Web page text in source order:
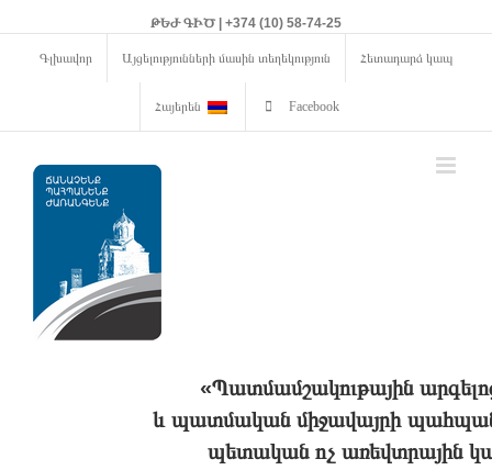
ԹԵԺ ԳԻԾ | +374 (10) 58-74-25
Գլխավոր Այցելությունների մասին տեղեկություն Հետադարձ կապ
Հայերեն Facebook
«Պատմամշակութային
և պատմական միջավայրի
պետական ոչ առեվտրային